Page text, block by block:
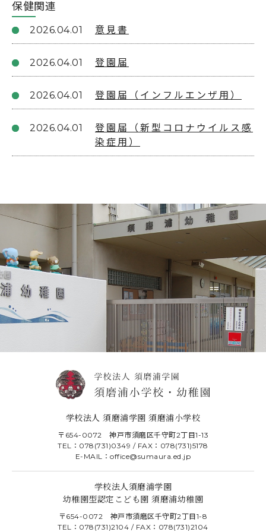
保健関連
2026.04.01 意見書
2026.04.01 登園届
2026.04.01 登園届（インフルエンザ用）
2026.04.01
登園届（新型コロナウイルス感
染症用）
学校法人 須磨浦学園 須磨浦小学校
〒654-0072 神戸市須磨区千守町2丁目1-13
TEL：078(731)0349 / FAX：078(731)5178
E-MAIL：office@sumaura.ed.jp
学校法人須磨浦学園
幼稚園型認定こども園 須磨浦幼稚園
〒654-0072 神戸市須磨区千守町2丁目1-8
TEL：078(731)2104 / FAX：078(731)2104